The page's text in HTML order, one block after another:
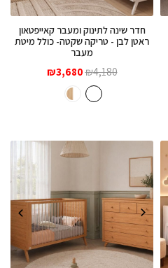
חדר שינה לתינוק ומעבר קאייפטאון
ראטן לבן - טריקה שקטה- כולל מיטת
מעבר
₪4,180
המחיר
המקורי
היה:
₪3,680
המחיר